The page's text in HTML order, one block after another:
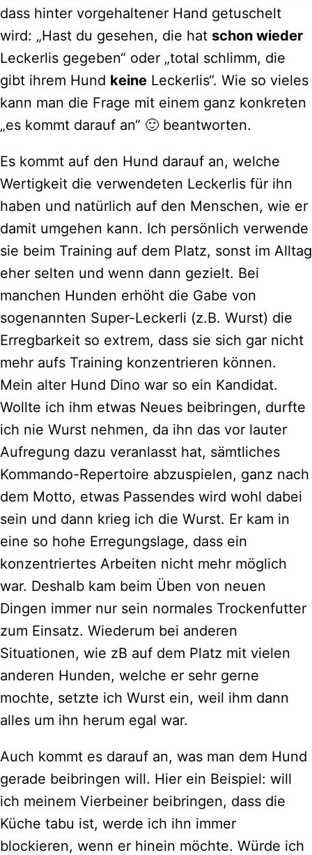
dass hinter vorgehaltener Hand getuschelt
wird: „Hast du gesehen, die hat schon wieder
Leckerlis gegeben“ oder „total schlimm, die
gibt ihrem Hund keine Leckerlis“. Wie so vieles
kann man die Frage mit einem ganz konkreten
„es kommt darauf an“ 🙂 beantworten.
Es kommt auf den Hund darauf an, welche
Wertigkeit die verwendeten Leckerlis für ihn
haben und natürlich auf den Menschen, wie er
damit umgehen kann. Ich persönlich verwende
sie beim Training auf dem Platz, sonst im Alltag
eher selten und wenn dann gezielt. Bei
manchen Hunden erhöht die Gabe von
sogenannten Super-Leckerli (z.B. Wurst) die
Erregbarkeit so extrem, dass sie sich gar nicht
mehr aufs Training konzentrieren können.
Mein alter Hund Dino war so ein Kandidat.
Wollte ich ihm etwas Neues beibringen, durfte
ich nie Wurst nehmen, da ihn das vor lauter
Aufregung dazu veranlasst hat, sämtliches
Kommando-Repertoire abzuspielen, ganz nach
dem Motto, etwas Passendes wird wohl dabei
sein und dann krieg ich die Wurst. Er kam in
eine so hohe Erregungslage, dass ein
konzentriertes Arbeiten nicht mehr möglich
war. Deshalb kam beim Üben von neuen
Dingen immer nur sein normales Trockenfutter
zum Einsatz. Wiederum bei anderen
Situationen, wie zB auf dem Platz mit vielen
anderen Hunden, welche er sehr gerne
mochte, setzte ich Wurst ein, weil ihm dann
alles um ihn herum egal war.
Auch kommt es darauf an, was man dem Hund
gerade beibringen will. Hier ein Beispiel: will
ich meinem Vierbeiner beibringen, dass die
Küche tabu ist, werde ich ihn immer
blockieren, wenn er hinein möchte. Würde ich